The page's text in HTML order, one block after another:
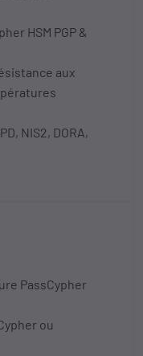
HSM PGP &
aux
NIS2, DORA,
PassCypher
ou